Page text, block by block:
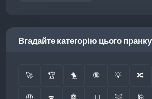
Вгадайте категорію цього пранку
🚀 🏆 🐤 🔞 💡 🔀
🤑 💋 🤖 👮‍♂️ 🦌 🕌